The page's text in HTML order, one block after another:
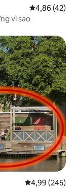
Xếp hạng
4,86 (42)
vì sao
Xếp hạng
4,99 (245)